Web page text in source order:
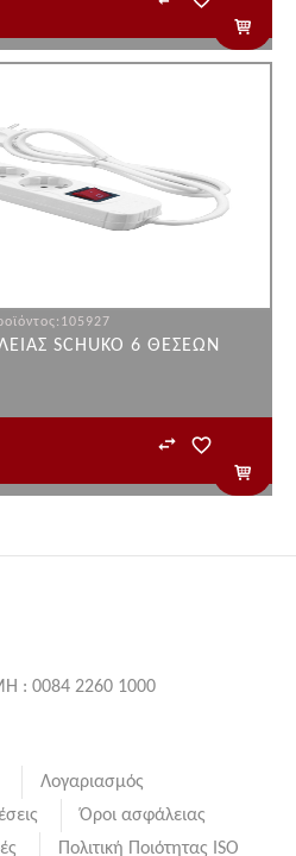
SCHUKO 6 ΘΕΣΕΩΝ
: 0084 2260 1000
Λογαριασμός
Όροι ασφάλειας
Πολιτική Ποιότητας ISO